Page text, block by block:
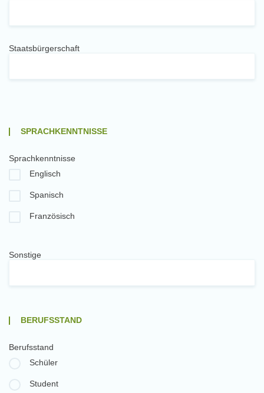
Staatsbürgerschaft
SPRACHKENNTNISSE
Sprachkenntnisse
Englisch
Spanisch
Französisch
Sonstige
BERUFSSTAND
Berufsstand
Schüler
Student